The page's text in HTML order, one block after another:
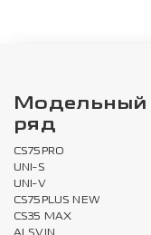
Модельный
ряд
CS75PRO
UNI-S
UNI-V
CS75PLUS NEW
CS35 MAX
ALSVIN